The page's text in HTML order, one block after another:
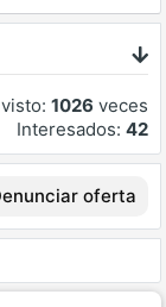
1026 veces
Interesados: 42
oferta